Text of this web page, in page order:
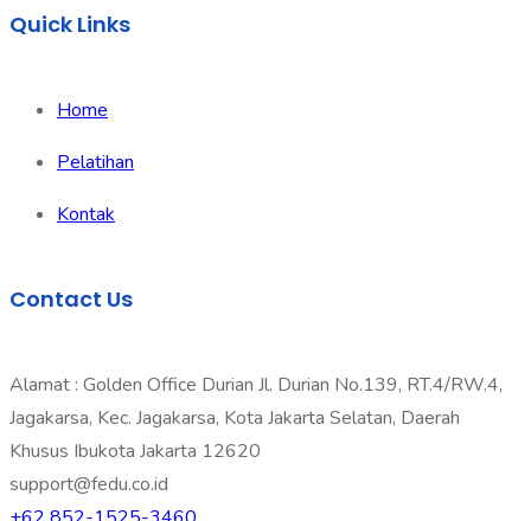
Quick Links
Home
Pelatihan
Kontak
Contact Us
Alamat : Golden Office Durian Jl. Durian No.139, RT.4/RW.4,
Jagakarsa, Kec. Jagakarsa, Kota Jakarta Selatan, Daerah
Khusus Ibukota Jakarta 12620
support@fedu.co.id